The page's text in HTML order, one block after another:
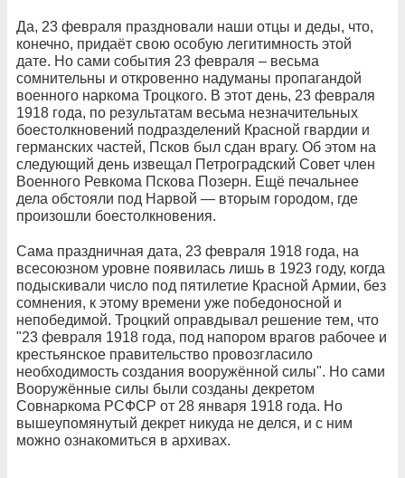
Да, 23 февраля праздновали наши отцы и деды, что,
конечно, придаёт свою особую легитимность этой
дате. Но сами события 23 февраля – весьма
сомнительны и откровенно надуманы пропагандой
военного наркома Троцкого. В этот день, 23 февраля
1918 года, по результатам весьма незначительных
боестолкновений подразделений Красной гвардии и
германских частей, Псков был сдан врагу. Об этом на
следующий день извещал Петроградский Совет член
Военного Ревкома Пскова Позерн. Ещё печальнее
дела обстояли под Нарвой — вторым городом, где
произошли боестолкновения.
Сама праздничная дата, 23 февраля 1918 года, на
всесоюзном уровне появилась лишь в 1923 году, когда
подыскивали число под пятилетие Красной Армии, без
сомнения, к этому времени уже победоносной и
непобедимой. Троцкий оправдывал решение тем, что
"23 февраля 1918 года, под напором врагов рабочее и
крестьянское правительство провозгласило
необходимость создания вооружённой силы". Но сами
Вооружённые силы были созданы декретом
Совнаркома РСФСР от 28 января 1918 года. Но
вышеупомянутый декрет никуда не делся, и с ним
можно ознакомиться в архивах.